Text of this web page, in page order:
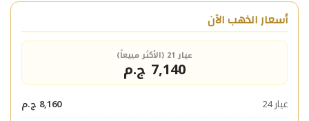
أسعار الذهب الآن
عيار 21 (الأكثر مبيعاً)
7,140 ج.م
عيار 24
8,160 ج.م